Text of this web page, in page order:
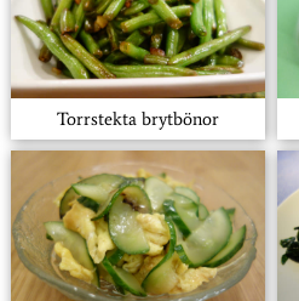
Torrstekta brytbönor